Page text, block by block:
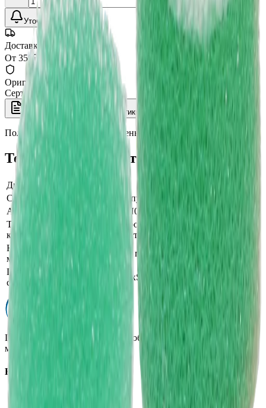
Уточнить наличие
Доставка СДЭК
От 350₽ по России
Оригинал 100%
Сертифицированный товар
Описание Характеристики
Полировальник режущий зеленый 15 мм 2 шт., MaxShine
Технические характеристики
Диаметр
Способ крепления
Липучка
Артикул производителя
MN01-GPP01
Тип полировального
круга
поролоновый круг средней
жесткости
Назначение по типу
машинки
для гибкого вала
Продуктовая линейка /
серия
MaxShine Micro Pads (гибкий вал)
Профессиональная автохимия, оборудование и расходные
материалы для детейлинга.
Каталог